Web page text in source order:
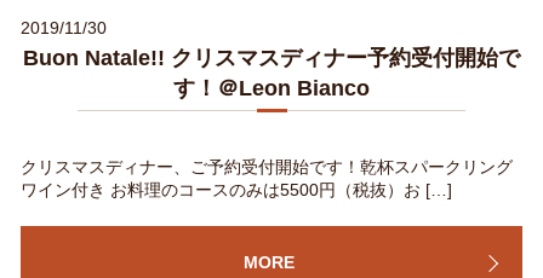
2019/11/30
Buon Natale!! クリスマスディナー予約受付開始で
す！＠Leon Bianco
クリスマスディナー、ご予約受付開始です！乾杯スパークリング
ワイン付き お料理のコースのみは5500円（税抜）お […]
MORE